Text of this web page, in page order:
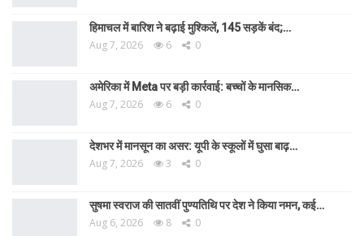
हिमाचल में बारिश ने बढ़ाई मुश्किलें, 145 सड़कें बंद;…
Aug 7, 2026 6 0
अमेरिका में Meta पर बड़ी कार्रवाई: बच्चों के मानसिक…
Aug 7, 2026 6 0
देशभर में मानसून का असर: यूपी के स्कूलों में घुसा बाढ़…
Aug 7, 2026 3 0
सुषमा स्वराज की सातवीं पुण्यतिथि पर देश ने किया नमन, कई…
Aug 6, 2026 8 0